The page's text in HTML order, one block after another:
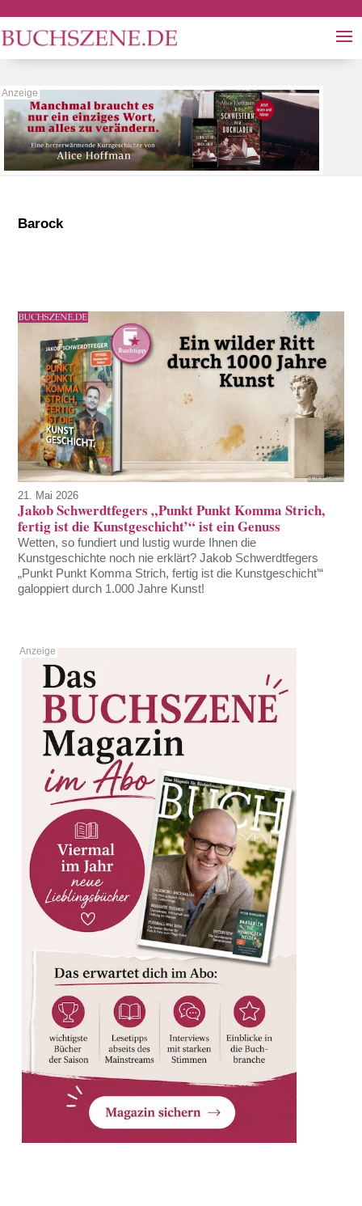
Barock
21. Mai 2026
Jakob Schwerdtfegers „Punkt Punkt Komma Strich,
fertig ist die Kunstgeschicht’“ ist ein Genuss
Wetten, so fundiert und lustig wurde Ihnen die
Kunstgeschichte noch nie erklärt? Jakob Schwerdtfegers
„Punkt Punkt Komma Strich, fertig ist die Kunstgeschicht’“
galoppiert durch 1.000 Jahre Kunst!